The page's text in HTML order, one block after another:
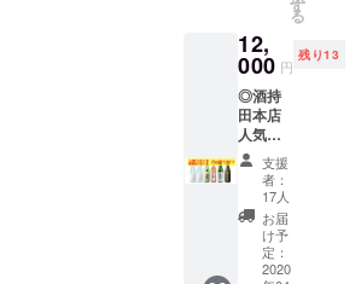
礼の
メッ
※おちょ
この画
像はイ
メージ
です。
本リ
ターン
には含
まれま
せん。
料込み
です。
・「う
さぎ
雲」
720ml
１本
（化粧
箱入）
火入れ
・ヤマ
サン正
宗｜純
な料理
との相
性も
◎。友
人との
集まり
やプレ
ゼント
などで
ご利用
くださ
い。出
雲の日
す
る
12,
000 円
残り13
◎酒持
田本店
人気ベ
スト４
飲み比
べセッ
ト 酒持
田本店
の人気
ベスト
支援
者：
17人
お届
け予
定：
2020